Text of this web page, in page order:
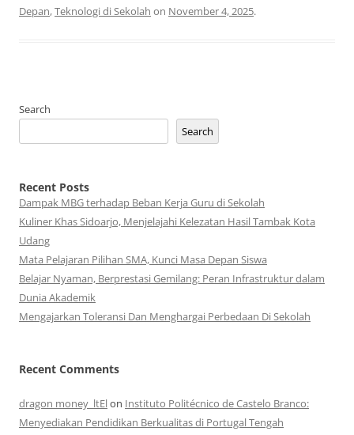
Depan,Teknologi di Sekolah on November 4, 2025.
Search
Search
Recent Posts
Dampak MBG terhadap Beban Kerja Guru di Sekolah
Kuliner Khas Sidoarjo, Menjelajahi Kelezatan Hasil Tambak Kota
Udang
Mata Pelajaran Pilihan SMA, Kunci Masa Depan Siswa
Belajar Nyaman, Berprestasi Gemilang: Peran Infrastruktur dalam
Dunia Akademik
Mengajarkan Toleransi Dan Menghargai Perbedaan Di Sekolah
Recent Comments
dragon money_ltElon Instituto Politécnico de Castelo Branco:
Menyediakan Pendidikan Berkualitas di Portugal Tengah